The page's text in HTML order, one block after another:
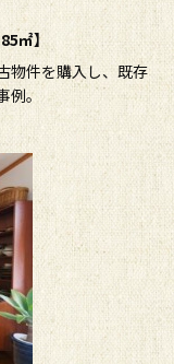
㎡】
物件を購入し、既存
。